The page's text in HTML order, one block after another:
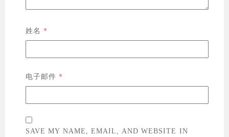
姓名 *
电子邮件 *
SAVE MY NAME, EMAIL, AND WEBSITE IN